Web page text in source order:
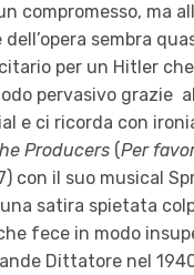
compromesso, ma
sembra
per un Hitler
pervasivo grazie
e ci ricorda con
Producers (Per
con il suo musical
satira spietata
fece in modo
Dittatore nel